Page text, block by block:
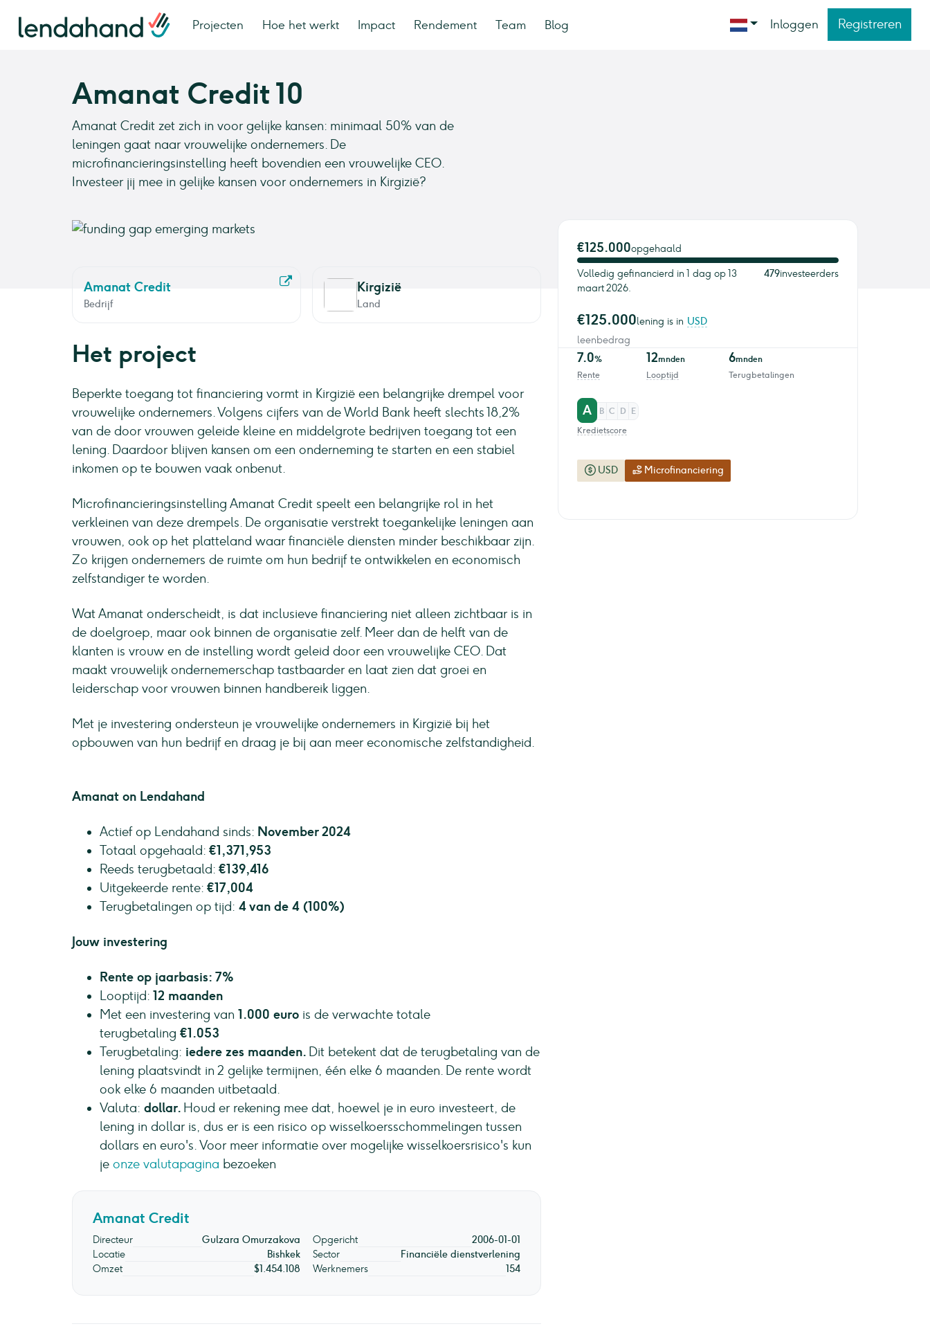
Projecten Hoe het werkt Impact Rendement Team Blog Inloggen Registreren
Amanat Credit 10
Amanat Credit zet zich in voor gelijke kansen: minimaal 50% van de
leningen gaat naar vrouwelijke ondernemers. De
microfinancieringsinstelling heeft bovendien een vrouwelijke CEO.
Investeer jij mee in gelijke kansen voor ondernemers in Kirgizië?
Amanat Credit
Bedrijf
Kirgizië
Land
Het project
Beperkte toegang tot financiering vormt in Kirgizië een belangrijke drempel voor
vrouwelijke ondernemers. Volgens cijfers van de World Bank heeft slechts 18,2%
van de door vrouwen geleide kleine en middelgrote bedrijven toegang tot een
lening. Daardoor blijven kansen om een onderneming te starten en een stabiel
inkomen op te bouwen vaak onbenut.
Microfinancieringsinstelling Amanat Credit speelt een belangrijke rol in het
verkleinen van deze drempels. De organisatie verstrekt toegankelijke leningen aan
vrouwen, ook op het platteland waar financiële diensten minder beschikbaar zijn.
Zo krijgen ondernemers de ruimte om hun bedrijf te ontwikkelen en economisch
zelfstandiger te worden.
Wat Amanat onderscheidt, is dat inclusieve financiering niet alleen zichtbaar is in
de doelgroep, maar ook binnen de organisatie zelf. Meer dan de helft van de
klanten is vrouw en de instelling wordt geleid door een vrouwelijke CEO. Dat
maakt vrouwelijk ondernemerschap tastbaarder en laat zien dat groei en
leiderschap voor vrouwen binnen handbereik liggen.
Met je investering ondersteun je vrouwelijke ondernemers in Kirgizië bij het
opbouwen van hun bedrijf en draag je bij aan meer economische zelfstandigheid.
Amanat on Lendahand
Actief op Lendahand sinds: November 2024
Totaal opgehaald: €1,371,953
Reeds terugbetaald: €139,416
Uitgekeerde rente: €17,004
Terugbetalingen op tijd: 4 van de 4 (100%)
Jouw investering
Rente op jaarbasis: 7%
Looptijd: 12 maanden
Met een investering van 1.000 euro is de verwachte totale
terugbetaling €1.053
Terugbetaling: iedere zes maanden. Dit betekent dat de terugbetaling van de
lening plaatsvindt in 2 gelijke termijnen, één elke 6 maanden. De rente wordt
ook elke 6 maanden uitbetaald.
Valuta: dollar. Houd er rekening mee dat, hoewel je in euro investeert, de
lening in dollar is, dus er is een risico op wisselkoersschommelingen tussen
dollars en euro's. Voor meer informatie over mogelijke wisselkoersrisico's kun
je onze valutapagina bezoeken
Amanat Credit
Directeur Gulzara Omurzakova Opgericht
2006-01-01
Locatie
Bishkek Sector
Financiële dienstverlening
Omzet
$1.454.108 Werknemers 154
€125.000opgehaald
Volledig gefinancierd in 1 dag op 13
maart 2026.
479investeerders
€125.000lening is in USD
leenbedrag
7.0%
Rente
12mnden
Looptijd
6mnden
Terugbetalingen
A B C D
E
Kredietscore
USD Microfinanciering